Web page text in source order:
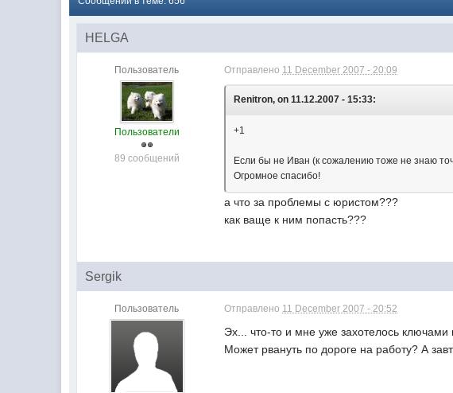
HELGA
Пользователь
Пользователи
89 сообщений
Отправлено 11 December 2007 - 20:09
Renitron, on 11.12.2007 - 15:33:
+1
Если бы не Иван (к сожалению тоже не знаю
Огромное спасибо!
а что за проблемы с юристом???
как ваще к ним попасть???
Sergik
Пользователь Отправлено 11 December 2007 - 20:52
Эх... что-то и мне уже захотелось ключами
Может рвануть по дороге на работу? А